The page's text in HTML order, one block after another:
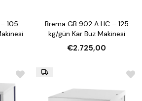
105
Brema GB 902 A HC – 125
kg/gün Kar Buz Makinesi
€2.725,00